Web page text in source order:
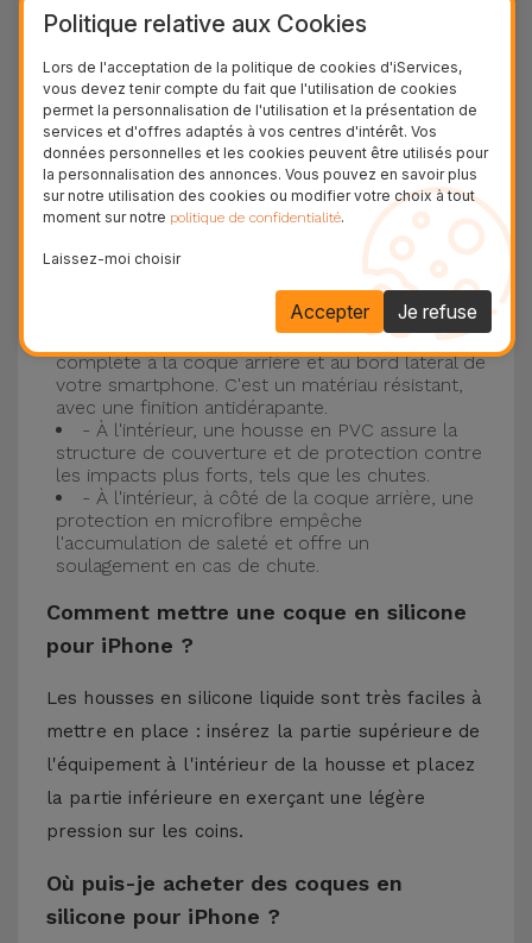
14, 13, 12, entre autres, ainsi qu'avec le modèle le
Protection à 3 couches avec coques en
silicone
Nos coques en silicone pour iPhone ont une
construction robuste et de qualité, avec une
construction à trois couches, pour éviter au
maximum les accidents et les casses !
- Une première couche de silicone liquide
donne de la couleur et une couverture
complète à la coque arrière et au bord latéral de
votre smartphone. C'est un matériau résistant,
avec une finition antidérapante.
- À l'intérieur, une housse en PVC assure la
structure de couverture et de protection contre
les impacts plus forts, tels que les chutes.
- À l'intérieur, à côté de la coque arrière, une
protection en microfibre empêche
l'accumulation de saleté et offre un
soulagement en cas de chute.
Comment mettre une coque en silicone
pour iPhone ?
Les housses en silicone liquide sont très faciles à
mettre en place : insérez la partie supérieure de
l'équipement à l'intérieur de la housse et placez
la partie inférieure en exerçant une légère
pression sur les coins.
Où puis-je acheter des coques en
silicone pour iPhone ?
Politique relative aux Cookies
Lors de l'acceptation de la politique de cookies d'iServices,
vous devez tenir compte du fait que l'utilisation de cookies
permet la personnalisation de l'utilisation et la présentation de
services et d'offres adaptés à vos centres d'intérêt. Vos
données personnelles et les cookies peuvent être utilisés pour
la personnalisation des annonces. Vous pouvez en savoir plus
sur notre utilisation des cookies ou modifier votre choix à tout
moment sur notre politique de confidentialité.
Laissez-moi choisir
Je refuse
Accepter